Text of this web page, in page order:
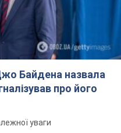
Байдена назвала
про його
уваги